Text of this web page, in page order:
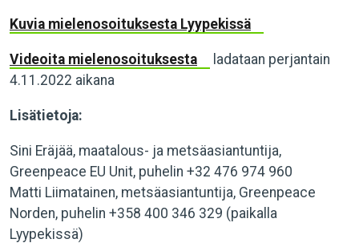
Kuvia mielenosoituksesta Lyypekissä
Videoita mielenosoituksesta
ladataan perjantain
4.11.2022 aikana
Lisätietoja:
Sini Eräjää, maatalous- ja metsäasiantuntija,
Greenpeace EU Unit, puhelin +32 476 974 960
Matti Liimatainen, metsäasiantuntija, Greenpeace
Norden, puhelin +358 400 346 329 (paikalla
Lyypekissä)